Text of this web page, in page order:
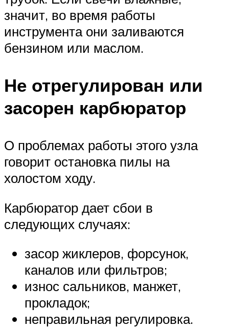
значит, во время работы
инструмента они заливаются
бензином или маслом.
Не отрегулирован или
засорен карбюратор
О проблемах работы этого узла
говорит остановка пилы на
холостом ходу.
Карбюратор дает сбои в
следующих случаях:
засор жиклеров, форсунок,
каналов или фильтров;
износ сальников, манжет,
прокладок;
неправильная регулировка.